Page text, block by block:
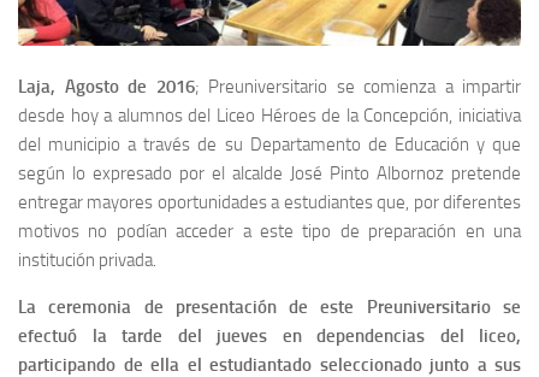
Laja, Agosto de 2016; Preuniversitario se comienza a impartir
desde hoy a alumnos del Liceo Héroes de la Concepción, iniciativa
del municipio a través de su Departamento de Educación y que
según lo expresado por el alcalde José Pinto Albornoz pretende
entregar mayores oportunidades a estudiantes que, por diferentes
motivos no podían acceder a este tipo de preparación en una
institución privada.
La ceremonia de presentación de este Preuniversitario se
efectuó la tarde del jueves en dependencias del liceo,
participando de ella el estudiantado seleccionado junto a sus